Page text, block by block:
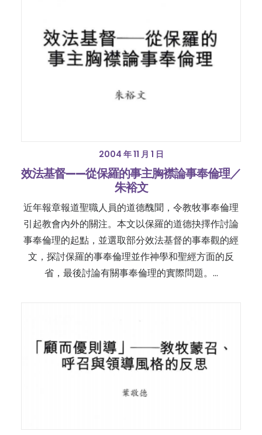
2004 年 11 月 1 日
效法基督——從保羅的事主胸襟論事奉倫理／
朱裕文
近年報章報道聖職人員的道德醜聞，令教牧事奉倫理
引起教會內外的關注。本文以保羅的道德抉擇作討論
事奉倫理的起點，並選取部分效法基督的事奉觀的經
文，探討保羅的事奉倫理並作神學和聖經方面的反
省，最後討論有關事奉倫理的實際問題。…